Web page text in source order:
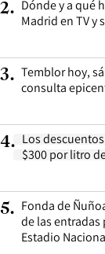
2. Dónde y a qué
Madrid en TV y
3. Temblor hoy,
consulta
4. Los
$300 por litro
5. Fonda de
de las entradas
Estadio